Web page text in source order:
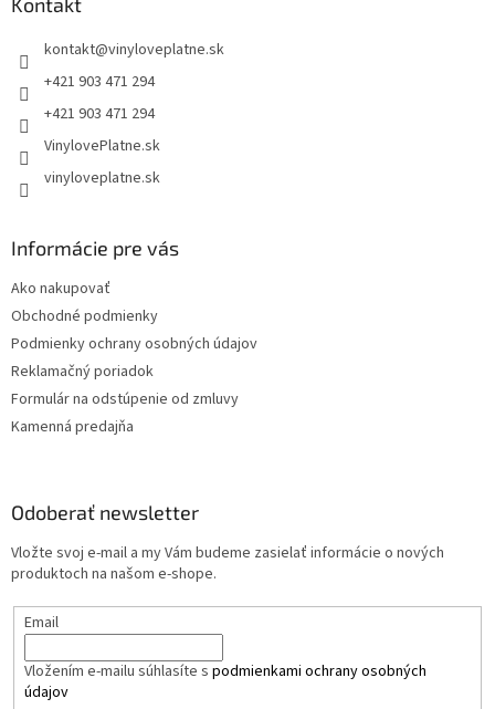
kontakt@vinyloveplatne.sk
+421 903 471 294
+421 903 471 294
VinylovePlatne.sk
vinyloveplatne.sk
Informácie pre vás
Ako nakupovať
Obchodné podmienky
Podmienky ochrany osobných údajov
Reklamačný poriadok
Formulár na odstúpenie od zmluvy
Kamenná predajňa
Odoberať newsletter
Vložte svoj e-mail a my Vám budeme zasielať informácie o nových
produktoch na našom e-shope.
Email
Vložením e-mailu súhlasíte s podmienkami ochrany osobných
údajov